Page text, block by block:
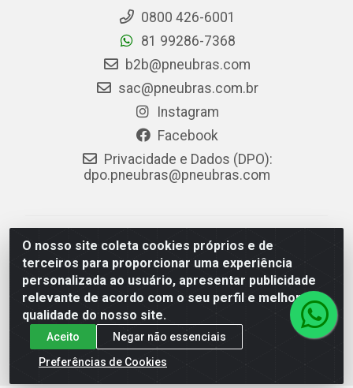
O nosso site coleta cookies próprios e de
terceiros para proporcionar uma experiência
personalizada ao usuário, apresentar publicidade
relevante de acordo com o seu perfil e melhorar a
qualidade do nosso site.
Aceito
Negar não essenciais
Preferências de Cookies
0800 426-6001
81 99286-7368
b2b@pneubras.com
sac@pneubras.com.br
Instagram
Facebook
Privacidade e Dados (DPO):
dpo.pneubras@pneubras.com
PneuBras - Rodovia BR-101, KM 82 - Prazeres,
Jaboatão dos Guararapes/PE - CEP 54.335-000 - CNPJ
08.678.386/0001-05 - Pneubras Comércio de Pneus
Ltda